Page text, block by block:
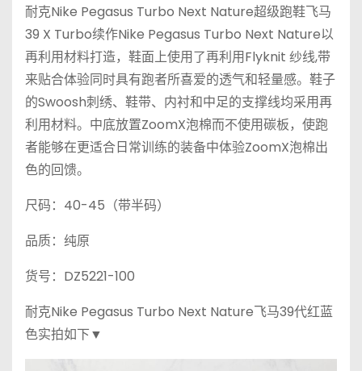
耐克Nike Pegasus Turbo Next Nature超级跑鞋飞马
39 X Turbo续作Nike Pegasus Turbo Next Nature以
再利用材料打造，鞋面上使用了再利用Flyknit 纱线,带
来贴合体验同时具有跑者所喜爱的透气和轻量感。鞋子
的Swoosh刺绣、鞋带、内衬和中足的支撑线均采用再
利用材料。中底放置ZoomX泡棉而不使用碳板，使跑
者能够在更适合日常训练的装备中体验ZoomX泡棉出
色的回馈。
尺码：40-45（带半码）
品质：纯原
货号：DZ5221-100
耐克Nike Pegasus Turbo Next Nature飞马39代红蓝
色实拍如下▼